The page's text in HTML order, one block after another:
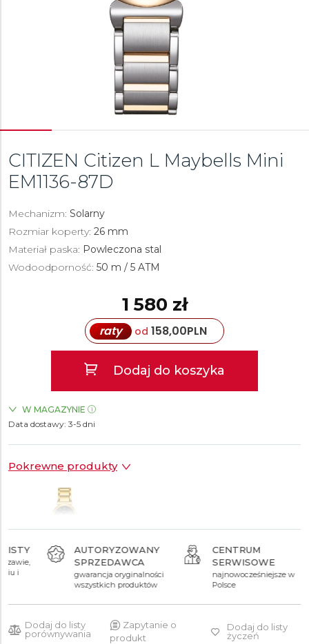
CITIZEN Citizen L Maybells Mini
EM1136-87D
Mechanizm: Solarny
Rozmiar koperty: 26 mm
Materiał paska: Powleczona stal
Wodoodporność: 50 m / 5 ATM
1 580 zł
raty od 158,00PLN
Dodaj do koszyka
W MAGAZYNIE
ZEGARKI.PL Posnania Poznań
Data dostawy: 3-5 dni
Pokrewne produkty
1 580 zł
AUTORYZOWANY
SPRZEDAWCA
gwarancja oryginalności
wszystkich produktów
CENTRUM
SERWISOWE
najnowocześniejsze w
Dodaj do listy
porównywania
Zapytanie o
produkt
Dodaj do listy
życzeń